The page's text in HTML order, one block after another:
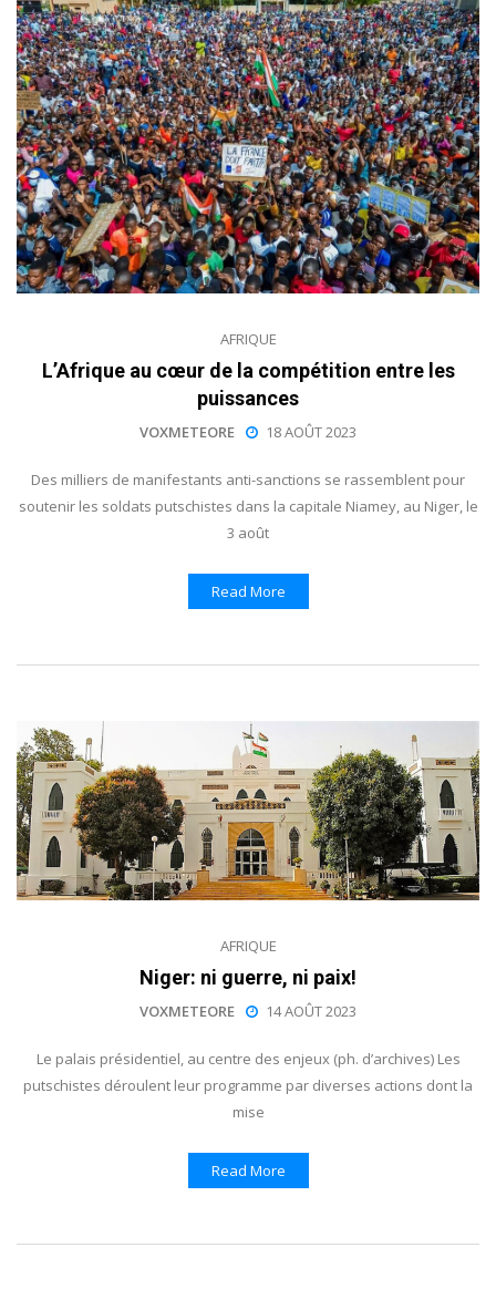
AFRIQUE
L’Afrique au cœur de la compétition entre les
puissances
VOXMETEORE 18 AOÛT 2023
Des milliers de manifestants anti-sanctions se rassemblent pour
soutenir les soldats putschistes dans la capitale Niamey, au Niger, le
3 août
Read More
AFRIQUE
Niger: ni guerre, ni paix!
VOXMETEORE 14 AOÛT 2023
Le palais présidentiel, au centre des enjeux (ph. d’archives) Les
putschistes déroulent leur programme par diverses actions dont la
mise
Read More